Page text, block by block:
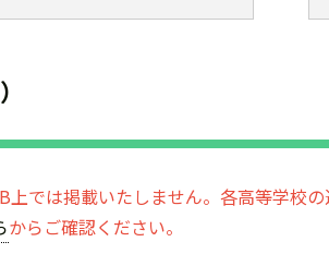
では掲載いたしません。各高等学校
からご確認ください。